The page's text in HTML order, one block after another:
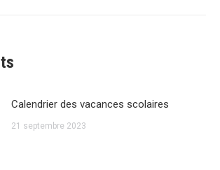
Calendrier des vacances scolaires
21 septembre 2023